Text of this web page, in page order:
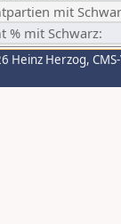
mit
% mit Schwarz:
Heinz Herzog,